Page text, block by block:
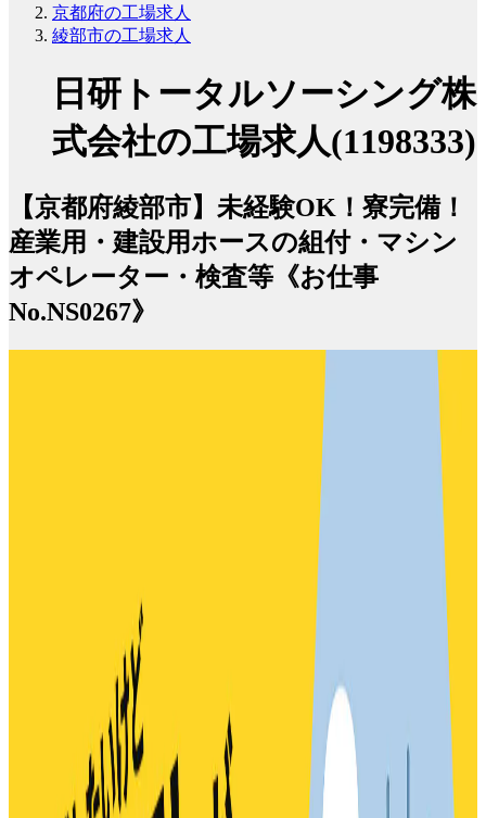
京都府の工場求人
綾部市の工場求人
日研トータルソーシング株
式会社の工場求人(1198333)
【京都府綾部市】未経験OK！寮完備！
産業用・建設用ホースの組付・マシン
オペレーター・検査等《お仕事
No.NS0267》